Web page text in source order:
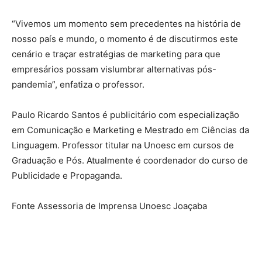
“Vivemos um momento sem precedentes na história de
nosso país e mundo, o momento é de discutirmos este
cenário e traçar estratégias de marketing para que
empresários possam vislumbrar alternativas pós-
pandemia”, enfatiza o professor.
Paulo Ricardo Santos é publicitário com especialização
em Comunicação e Marketing e Mestrado em Ciências da
Linguagem. Professor titular na Unoesc em cursos de
Graduação e Pós. Atualmente é coordenador do curso de
Publicidade e Propaganda.
Fonte Assessoria de Imprensa Unoesc Joaçaba